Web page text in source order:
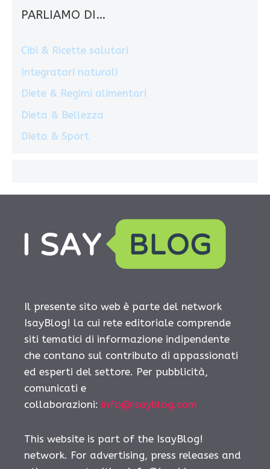
PARLIAMO DI…
Cibi & Ricette salutari
Integratori naturali
Diete & Regimi alimentari
Dieta & Bellezza
Dieta & Sport
Il presente sito web è parte del network
IsayBlog! la cui rete editoriale comprende
siti tematici di informazione indipendente
che contano sul contributo di appassionati
ed esperti del settore. Per pubblicità,
comunicati e
collaborazioni: info@isayblog.com
This website is part of the IsayBlog!
network. For advertising, press releases and